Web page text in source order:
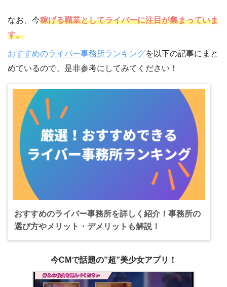
なお、今稼げる職業としてライバーに注目が集まっていま
す。
おすすめのライバー事務所ランキングを以下の記事にまと
めているので、是非参考にしてみてください！
おすすめのライバー事務所を詳しく紹介！事務所の
選び方やメリット・デメリットも解説！
今CMで話題の”超”美少女アプリ！